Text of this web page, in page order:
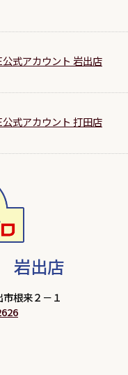
式アカウント 岩出店
式アカウント 打田店
岩出店
根来２－１